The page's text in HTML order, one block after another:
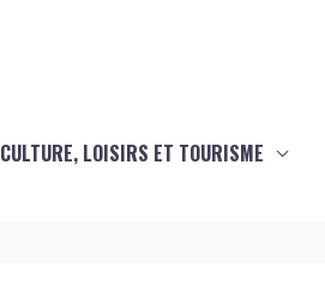
CULTURE, LOISIRS ET TOURISME